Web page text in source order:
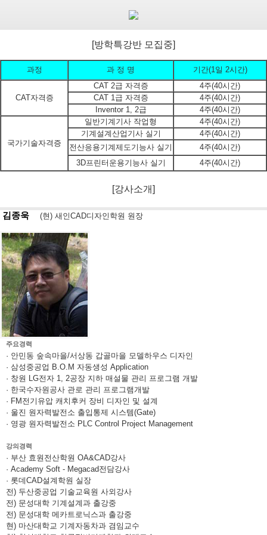
[방학특강반 모집중]
과정 과 정 명 기간(1일 2시간)
CAT자격증
CAT 2급 자격증
4주(40시간)
CAT 1급 자격증
4주(40시간)
Inventor 1, 2급
4주(40시간)
국가기술자격증
일반기계기사 작업형
4주(40시간)
기계설계산업기사 실기
4주(40시간)
전산응용기계제도기능사 실기
4주(40시간)
3D프린터운용기능사 실기
4주(40시간)
[강사소개]
김종욱 (현) 새인CAD디자인학원 원장
주요경력
· 안민동 숲속마을/서상동 갑골마을 모델하우스 디자인
· 삼성중공업 B.O.M 자동생성 Application
· 창원 LG전자 1, 2공장 지하 매설물 관리 프로그램 개발
· 한국수자원공사 관로 관리 프로그램개발
· FM전기유압 캐치후커 장비 디자인 및 설계
· 울진 원자력발전소 출입통제 시스템(Gate)
· 영광 원자력발전소 PLC Control Project Management
강의경력
· 부산 효원전산학원 OA&CAD강사
· Academy Soft - Megacad전담강사
· 롯데CAD설계학원 실장
전) 두산중공업 기술교육원 사외강사
전) 문성대학 기계설계과 출강중
전) 문성대학 메카트로닉스과 출강중
현) 마산대학교 기계자동차과 겸임교수